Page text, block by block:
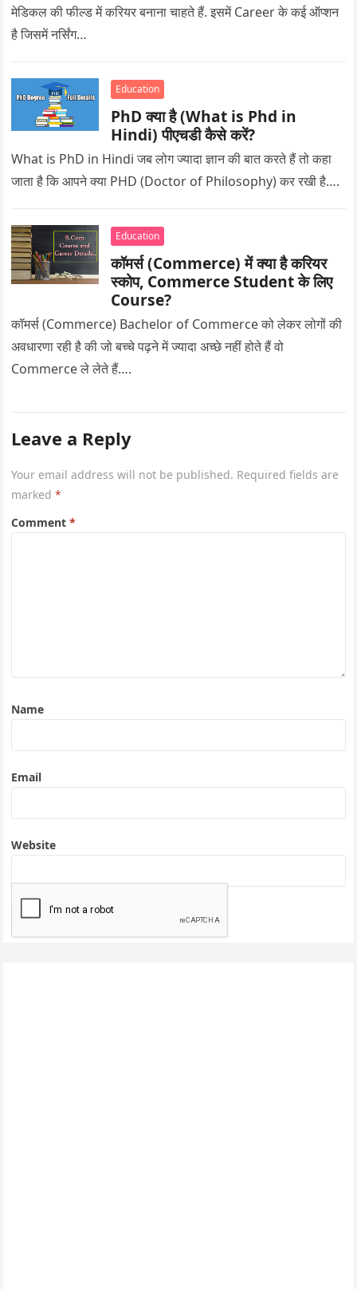
मेडिकल की फील्ड में करियर बनाना चाहते हैं. इसमें Career के कई ऑप्शन
है जिसमें नर्सिंग…
Education
PhD क्या है (What is Phd in
Hindi) पीएचडी कैसे करें?
What is PhD in Hindi जब लोग ज्यादा ज्ञान की बात करते हैं तो कहा
जाता है कि आपने क्या PHD (Doctor of Philosophy) कर रखी है….
Education
कॉमर्स (Commerce) में क्या है करियर
स्कोप, Commerce Student के लिए
Course?
कॉमर्स (Commerce) Bachelor of Commerce को लेकर लोगों की
अवधारणा रही है की जो बच्चे पढ़ने में ज्यादा अच्छे नहीं होते हैं वो
Commerce ले लेते हैं….
Leave a Reply
Your email address will not be published. Required fields are
marked*
Comment*
Name
Email
Website